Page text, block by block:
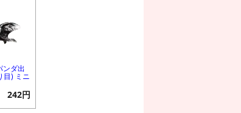
ンダ出
目) ミニ
242円